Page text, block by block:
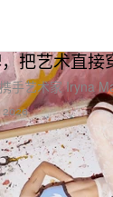
把艺术直接
手艺术家 Iryna
2026